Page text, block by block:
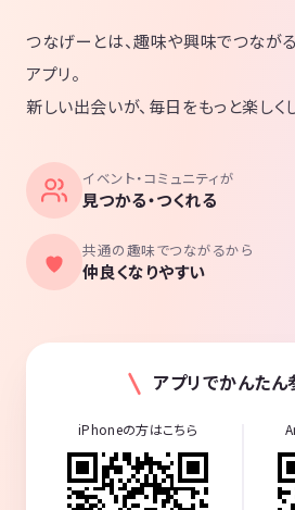
つなげーとは、趣味や興味でつながる
アプリ。
新しい出会いが、毎日をもっと楽しく
イベント・コミュニティが
見つかる・つくれる
共通の趣味でつながるから
仲良くなりやすい
アプリでかんたん
iPhoneの方はこちら